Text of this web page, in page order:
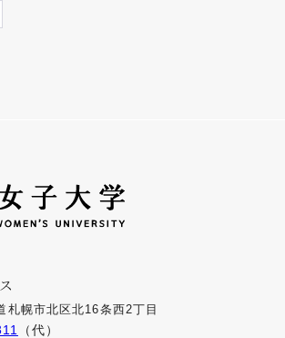
札幌市北区北16条西2丁目
（代）